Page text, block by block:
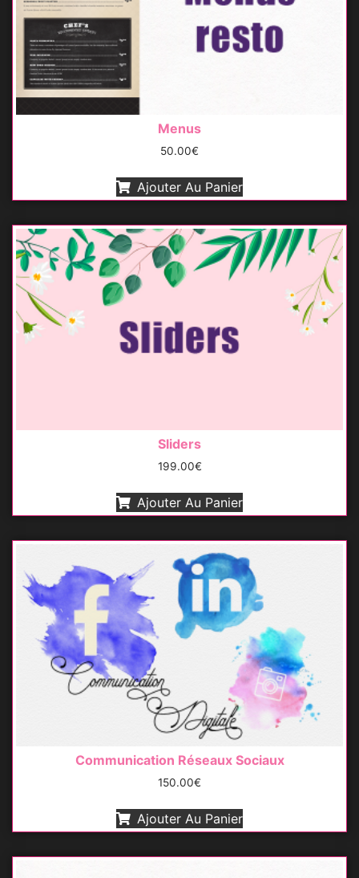
Menus
50.00€
Ajouter Au Panier
Sliders
199.00€
Ajouter Au Panier
Communication Réseaux Sociaux
150.00€
Ajouter Au Panier